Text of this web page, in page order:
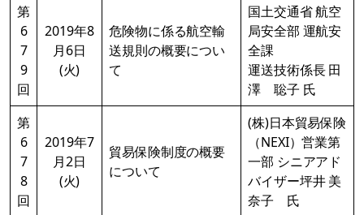
第
6
7
9
回
2019年8
月6日
(火)
危険物に係る航空輸
送規則の概要につい
て
国土交通省 航空
局安全部 運航安
全課
運送技術係長 田
澤 聡子 氏
第
6
7
8
回
2019年7
月2日
(火)
貿易保険制度の概要
について
(株)日本貿易保険
（NEXI）営業第
一部 シニアアド
バイザー坪井 美
奈子 氏